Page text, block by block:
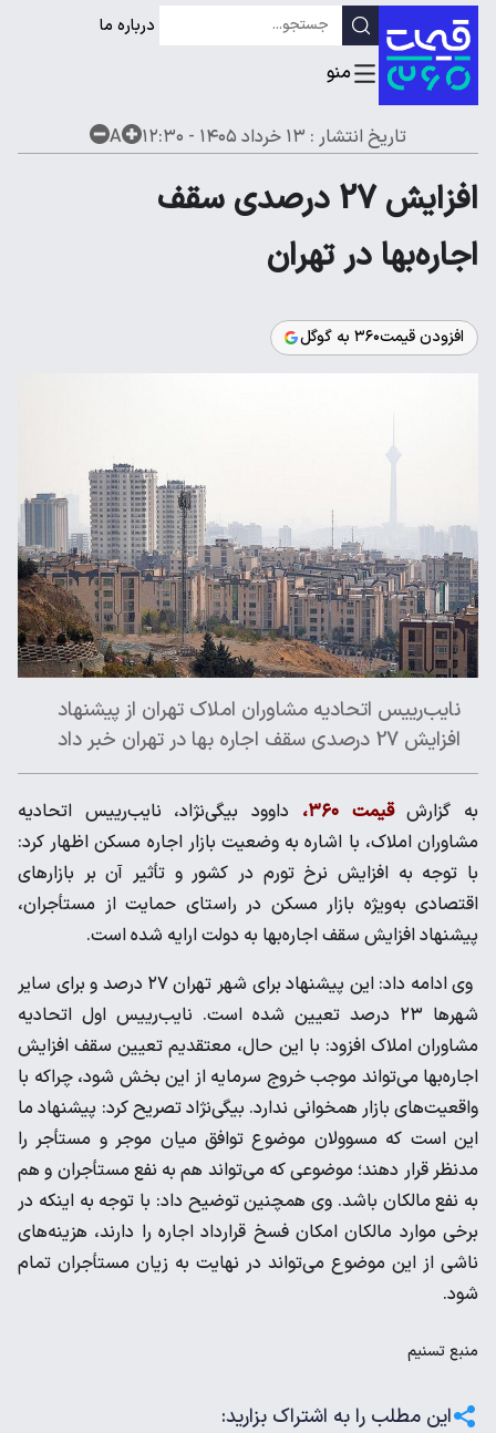
درباره ما
تاریخ انتشار : ۱۳ خرداد ۱۴۰۵ - ۱۲:۳۰ A
افزایش 27 درصدی سقف
اجاره‌بها در تهران
افزودن قیمت۳۶۰ به گوگل
نایب‌رییس اتحادیه مشاوران املاک تهران از پیشنهاد
افزایش 27 درصدی سقف اجاره بها در تهران خبر داد
به گزارشقیمت ۳۶۰،
داوود بیگی‌نژاد، نایب‌رییس اتحادیه
مشاوران املاک، با اشاره به وضعیت بازار اجاره مسکن اظهار کرد:
با توجه به افزایش نرخ تورم در کشور و تأثیر آن بر بازارهای
اقتصادی به‌ویژه بازار مسکن در راستای حمایت از مستأجران،
پیشنهاد افزایش سقف اجاره‌بها به دولت ارایه شده است.
وی ادامه داد: این پیشنهاد برای شهر تهران ۲۷ درصد و برای سایر
شهرها ۲۳ درصد تعیین شده است. نایب‌رییس اول اتحادیه
مشاوران املاک افزود: با این حال، معتقدیم تعیین سقف افزایش
اجاره‌بها می‌تواند موجب خروج سرمایه از این بخش شود، چراکه با
واقعیت‌های بازار همخوانی ندارد. بیگی‌نژاد تصریح کرد: پیشنهاد ما
این است که مسوولان موضوع توافق میان موجر و مستأجر را
مدنظر قرار دهند؛ موضوعی که می‌تواند هم به نفع مستأجران و هم
به نفع مالکان باشد. وی همچنین توضیح داد: با توجه به اینکه در
برخی موارد مالکان امکان فسخ قرارداد اجاره را دارند، هزینه‌های
ناشی از این موضوع می‌تواند در نهایت به زیان مستأجران تمام
شود.
منبعتسنیم
این مطلب را به اشتراک بزارید: